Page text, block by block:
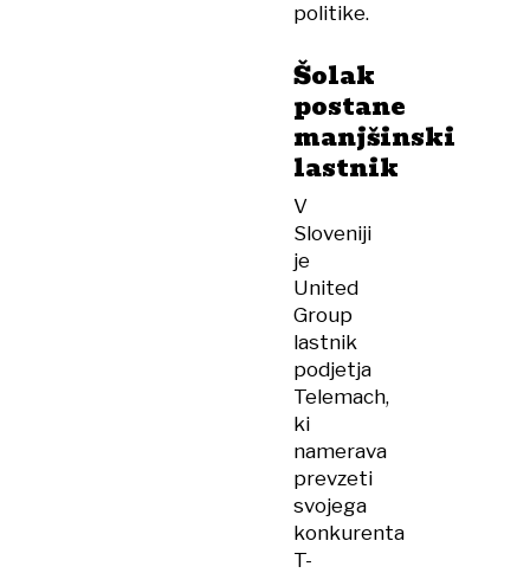
politike.
Šolak
postane
manjšinski
lastnik
V
Sloveniji
je
United
Group
lastnik
podjetja
Telemach,
ki
namerava
prevzeti
svojega
konkurenta
T-